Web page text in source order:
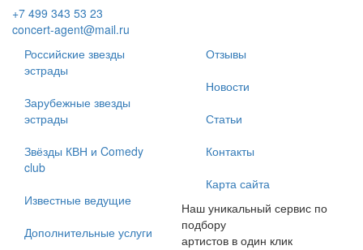
+7 499 343 53 23
concert-agent@mail.ru
Российские звезды
эстрады
Зарубежные звезды
эстрады
Звёзды КВН и Comedy
club
Известные ведущие
Дополнительные услуги
Отзывы
Новости
Статьи
Контакты
Карта сайта
Наш уникальный сервис по
подбору
артистов в один клик